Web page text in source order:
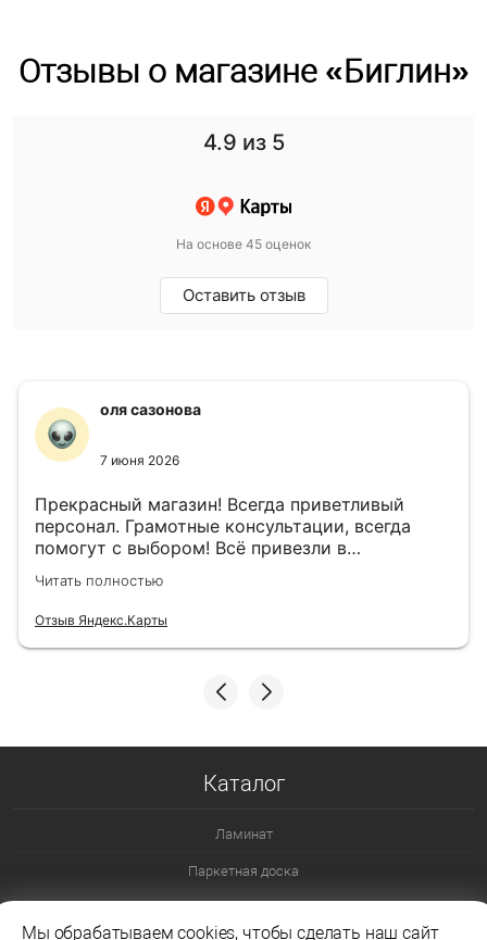
Отзывы о магазине «Биглин»
4.9 из 5
На основе 45 оценок
Оставить отзыв
оля сазонова
7 июня 2026
Прекрасный магазин! Всегда приветливый
персонал. Грамотные консультации, всегда
помогут с выбором! Всё привезли в
назначенный день!
Читать полностью
Отзыв Яндекс.Карты
Каталог
Ламинат
Паркетная доска
Мы обрабатываем cookies, чтобы сделать наш сайт